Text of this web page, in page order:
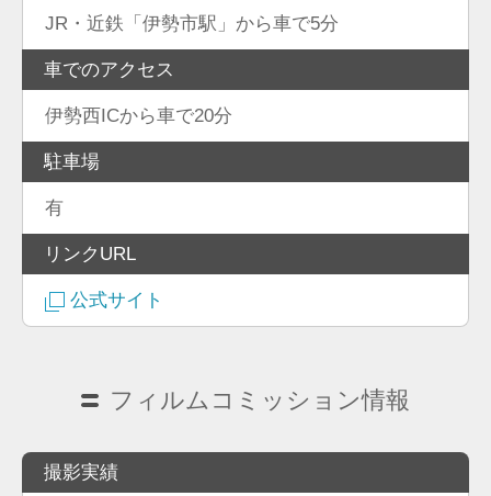
JR・近鉄「伊勢市駅」から車で5分
車でのアクセス
伊勢西ICから車で20分
駐車場
有
リンクURL
公式サイト
フィルムコミッション情報
撮影実績